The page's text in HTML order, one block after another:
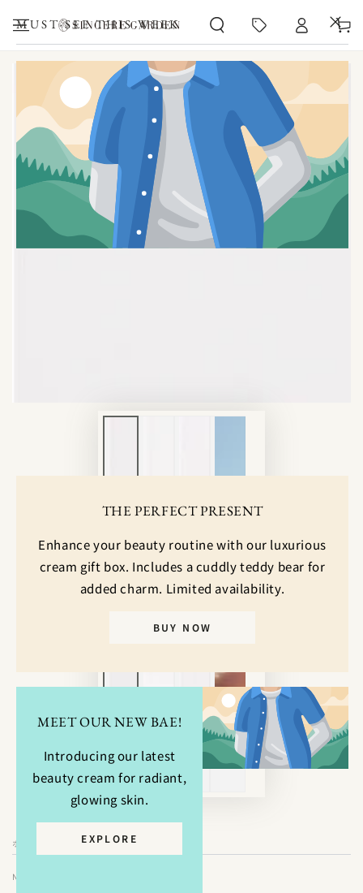
プする
MUST-SEE THIS WEEK
THE PERFECT PRESENT
Enhance your beauty routine with our luxurious
cream gift box. Includes a cuddly teddy bear for
added charm. Limited availability.
BUY NOW
MEET OUR NEW BAE!
Introducing our latest
beauty cream for radiant,
glowing skin.
EXPLORE
ー
ト
商品の情報にスキップする
モ
ホーム
NEROLILA（ネロリラ）